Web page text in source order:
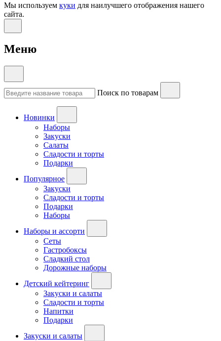
Мы используем куки для наилучшего отображения нашего
сайта.
Меню
Поиск по товарам
Новинки
Наборы
Закуски
Салаты
Сладости и торты
Подарки
Популярное
Закуски
Сладости и торты
Подарки
Наборы
Наборы и ассорти
Сеты
Гастробоксы
Сладкий стол
Дорожные наборы
Детский кейтеринг
Закуски и салаты
Сладости и торты
Напитки
Подарки
Закуски и салаты